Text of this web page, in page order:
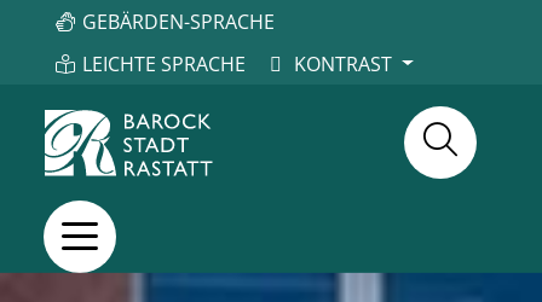
GEBÄRDEN-SPRACHE
LEICHTE SPRACHE
KONTRAST